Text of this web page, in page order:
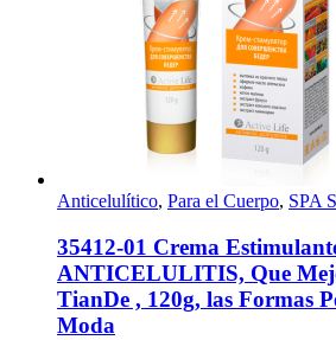
Anticelulítico, Para el Cuerpo, SPA
35412-01 Crema
ANTICELULITIS, Que
TianDe , 120g, las Formas
Moda